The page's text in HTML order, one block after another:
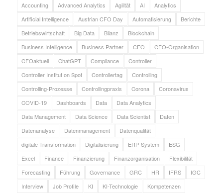
Accounting Advanced Analytics Agilität AI
Analytics
Artificial Intelligence
Austrian CFO Day Automatisierung
Berichte
Betriebswirtschaft
Big Data Bilanz
Blockchain
Business Intelligence
Business Partner CFO
CFO-Organisation
CFOaktuell
ChatGPT Compliance
Controller
Controller Institut on Spot
Controllertag
Controlling
Controlling-Prozesse
Controllingpraxis Corona
Coronavirus
COVID-19
Dashboards Data
Data Analytics
Data Management
Data Science Data Scientist
Daten
Datenanalyse
Datenmanagement
Datenqualität
digitale Transformation
Digitalisierung ERP-System
ESG
Excel
Finance Finanzierung Finanzorganisation
Flexibilität
Forecasting
Führung Governance GRC HR IFRS
IGC
Interview
Job Profile KI KI-Technologie
Kompetenzen